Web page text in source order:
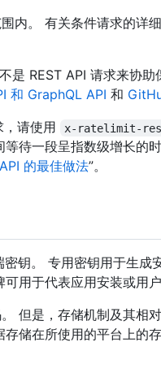
内。 有关条件请求的详
是 REST API 请求来协
和 GraphQL API 和
请使用
x-ratelimit-
待一段呈指数级增长的
的最佳做法”。
钥。 专用密钥用于生成
用于代表应用安装或用户
但是，存储机制及其相
储在所使用的平台上的存